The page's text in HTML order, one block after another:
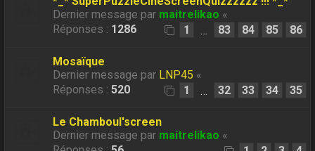
Dernier message par maitrelikao «
Réponses : 1286 1 … 83 84 85 86
Mosaïque
Dernier message par LNP45 «
Réponses :520 1 … 32 33 34 35
Le Chamboul'screen
Dernier message par maitrelikao «